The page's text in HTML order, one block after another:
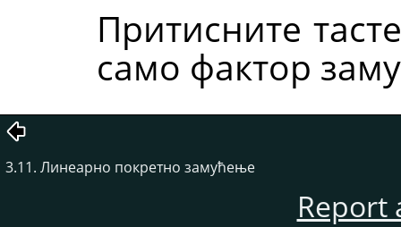
Притисните
само фактор
3.11. Линеарно покретно замућење
Report